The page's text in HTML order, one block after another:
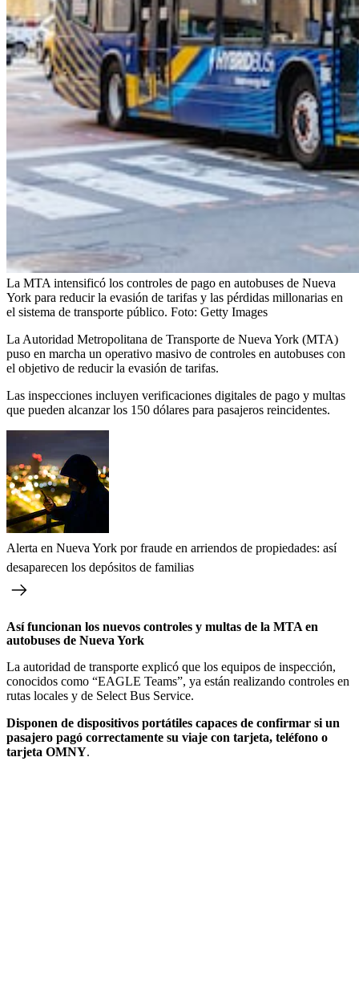
La MTA intensificó los controles de pago en autobuses de Nueva
York para reducir la evasión de tarifas y las pérdidas millonarias en
el sistema de transporte público. Foto: Getty Images
La Autoridad Metropolitana de Transporte de Nueva York (MTA)
puso en marcha un operativo masivo de controles en autobuses con
el objetivo de reducir la evasión de tarifas.
Las inspecciones incluyen verificaciones digitales de pago y multas
que pueden alcanzar los 150 dólares para pasajeros reincidentes.
Alerta en Nueva York por fraude en arriendos de propiedades: así
desaparecen los depósitos de familias
Así funcionan los nuevos controles y multas de la MTA en
autobuses de Nueva York
La autoridad de transporte explicó que los equipos de inspección,
conocidos como “EAGLE Teams”, ya están realizando controles en
rutas locales y de Select Bus Service.
Disponen de dispositivos portátiles capaces de confirmar si un
pasajero pagó correctamente su viaje con tarjeta, teléfono o
tarjeta OMNY.